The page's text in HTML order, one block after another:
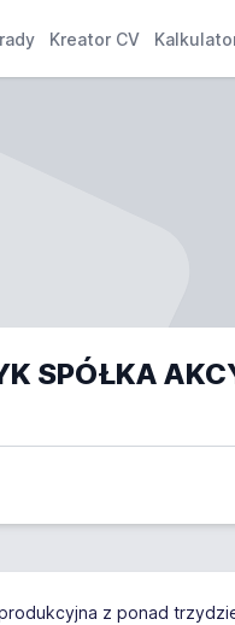
Kreator CV
SPÓŁKA
z ponad